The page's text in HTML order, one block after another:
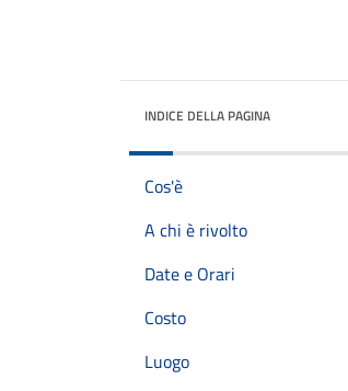
INDICE DELLA PAGINA
Cos'è
A chi è rivolto
Date e Orari
Costo
Luogo